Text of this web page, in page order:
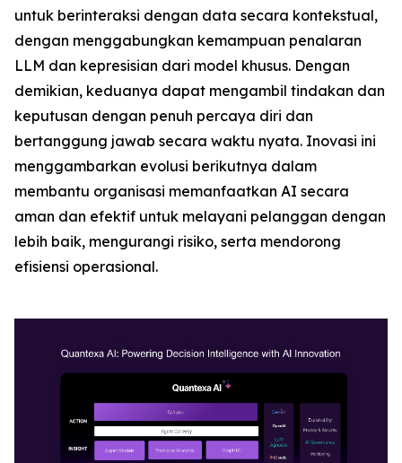
untuk berinteraksi dengan data secara kontekstual,
dengan menggabungkan kemampuan penalaran
LLM dan kepresisian dari model khusus. Dengan
demikian, keduanya dapat mengambil tindakan dan
keputusan dengan penuh percaya diri dan
bertanggung jawab secara waktu nyata. Inovasi ini
menggambarkan evolusi berikutnya dalam
membantu organisasi memanfaatkan AI secara
aman dan efektif untuk melayani pelanggan dengan
lebih baik, mengurangi risiko, serta mendorong
efisiensi operasional.